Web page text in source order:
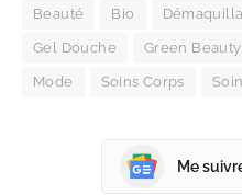
Beauté Bio
Gel Douche Green Beauty
Mode Soins Corps
Me